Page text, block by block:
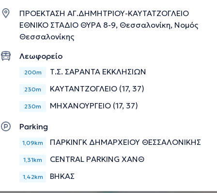
ΠΡΟΕΚΤΑΣΗ ΑΓ.ΔΗΜΗΤΡΙΟΥ-ΚΑΥΤΑΤΖΟΓΛΕΙΟ
ΕΘΝΙΚΟ ΣΤΑΔΙΟ ΘΥΡΑ 8-9, Θεσσαλονίκη, Νομός
Θεσσαλονίκης
Λεωφορείο
200m Τ.Σ. ΣΑΡΑΝΤΑ ΕΚΚΛΗΣΙΩΝ
230m ΚΑΥΤΑΝΤΖΟΓΛΕΙΟ (17, 37)
230m ΜΗΧΑΝΟΥΡΓΕΙΟ (17, 37)
Parking
1,09km ΠΑΡΚΙΝΓΚ ΔΗΜΑΡΧΕΙΟΥ ΘΕΣΣΑΛΟΝΙΚΗΣ
1,31km CENTRAL PARKING ΧΑΝΘ
1,42km ΒΗΚΑΣ